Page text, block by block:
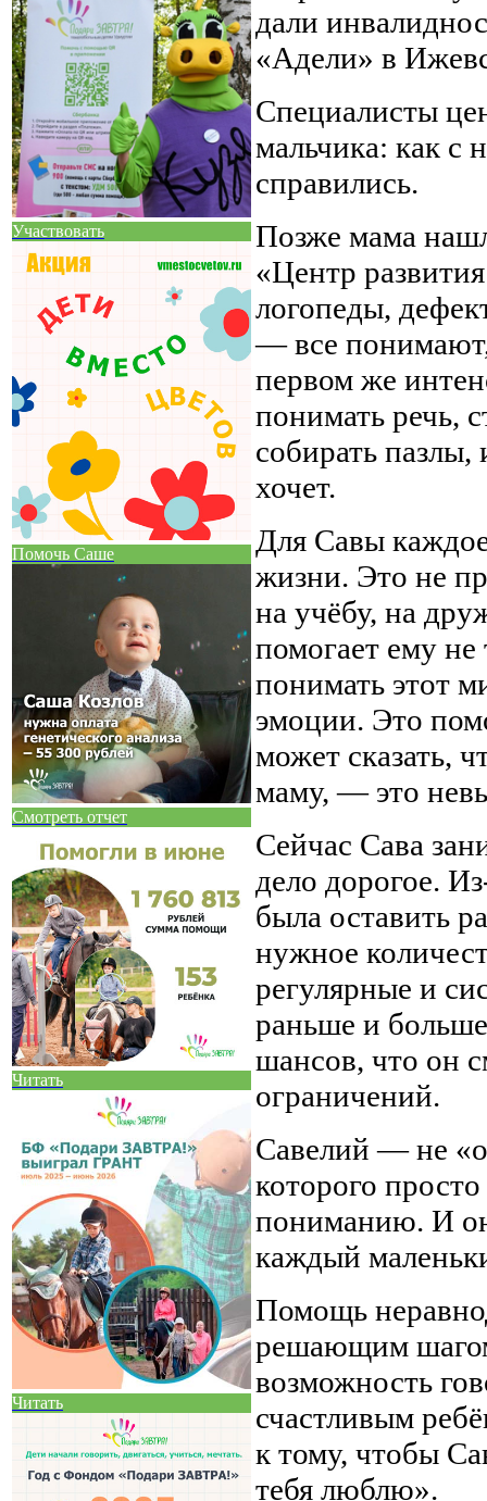
Участвовать
Помочь Саше
Смотреть отчет
Читать
Читать
дали
«Адели» в
Специалисты
мальчика: как с
справились.
Позже мама
«Центр
логопеды,
— все понимают,
первом же
понимать речь,
собирать пазлы,
хочет.
Для Савы
жизни. Это не
на учёбу, на
помогает ему не
понимать этот
эмоции. Это
может сказать,
маму, — это
Сейчас Сава
дело дорогое.
была оставить
нужное
регулярные и
раньше и
шансов, что он
ограничений.
Савелий — не
которого
пониманию. И он
каждый
Помощь
решающим
возможность
счастливым
к тому, чтобы
тебя люблю».